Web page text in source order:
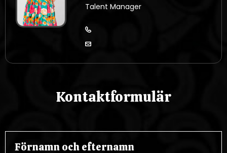
Talent Manager
Kontaktformulär